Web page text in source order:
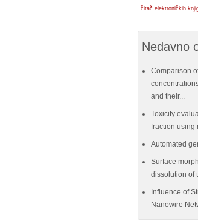
čitač elektroničkih
Nedavno
Comparison
and their...
Toxicity
fraction using
Automated
Surface
dissolution of
Influence of
Nanowire